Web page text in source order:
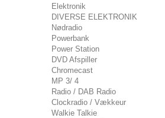
Elektronik
DIVERSE ELEKTRONIK
Nødradio
Powerbank
Power Station
DVD Afspiller
Chromecast
MP 3/ 4
Radio / DAB Radio
Clockradio / Vækkeur
Walkie Talkie